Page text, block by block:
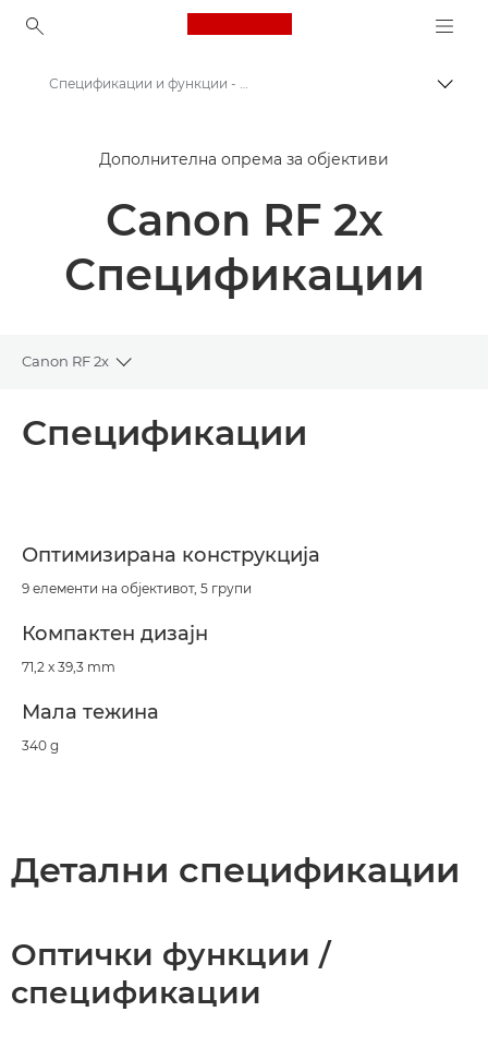
Canon Logo, back to
Објективи за фотоапарати од Canon
Canon Extender RF 2x
Спецификации и функции - Extender RF 2x
Дополнителна опрема за објективи
Canon RF 2x
Спецификации
Canon RF 2x
Toggle breadcrumbs
Спецификации
Оптимизирана конструкција
9 елементи на објективот, 5 групи
Компактен дизајн
71,2 x 39,3 mm
Мала тежина
340 g
Детални спецификации
Оптички функции /
спецификации